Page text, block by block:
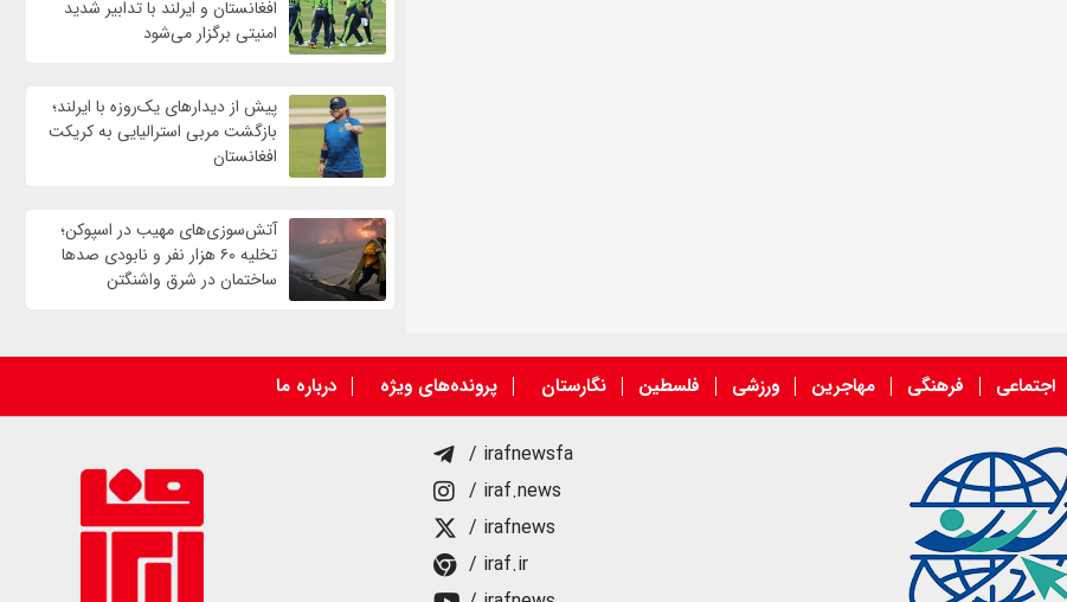
افغانستان و ایرلند با تدابیر شدید
امنیتی برگزار می‌شود
پیش از دیدارهای یک‌روزه با ایرلند؛
بازگشت مربی استرالیایی به کریکت
افغانستان
آتش‌سوزی‌های مهیب در اسپوکن؛
تخلیه ۶۰ هزار نفر و نابودی صدها
ساختمان در شرق واشنگتن
اجتماعی فرهنگی مهاجرین ورزشی فلسطین نگارستان پرونده‌های ویژه درباره ما
/ irafnewsfa
/ iraf.news
/ irafnews
/ iraf.ir